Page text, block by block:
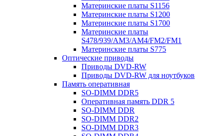
Материнские платы S1156
Материнские платы S1200
Материнские платы S1700
Материнские платы
S478/939/AM3/AM4/FM2/FM1
Материнские платы S775
Оптические приводы
Приводы DVD-RW
Приводы DVD-RW для ноутбуков
Память оперативная
SO-DIMM DDR5
Оперативная память DDR 5
SO-DIMM DDR
SO-DIMM DDR2
SO-DIMM DDR3